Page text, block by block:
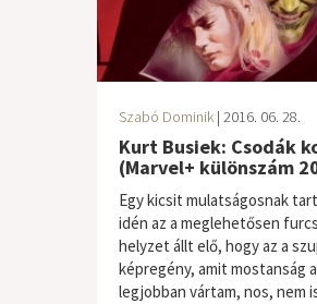
Szabó Dominik | 2016. 06. 28.
Kurt Busiek: Csodák
(Marvel+ különszám
Egy kicsit mulatságosnak
idén az a meglehetősen
helyzet állt elő, hogy az a
képregény, amit mostanság a
legjobban vártam, nos, nem